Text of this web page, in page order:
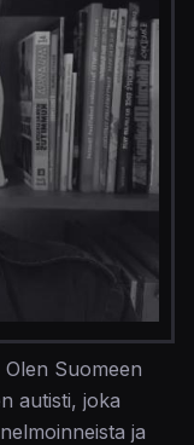
Suomeen
autisti, joka
ja